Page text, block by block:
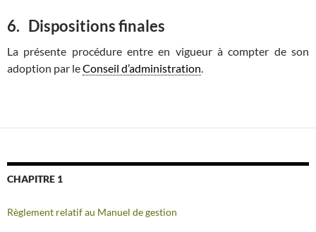
6. Dispositions finales
La présente procédure entre en vigueur à compter de son
adoption par leConseil d’administration.
CHAPITRE 1
Règlement relatif au Manuel de gestion